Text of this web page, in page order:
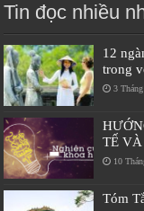
Tin đọc nhiều
12
trong
3
TẾ
10
Tóm